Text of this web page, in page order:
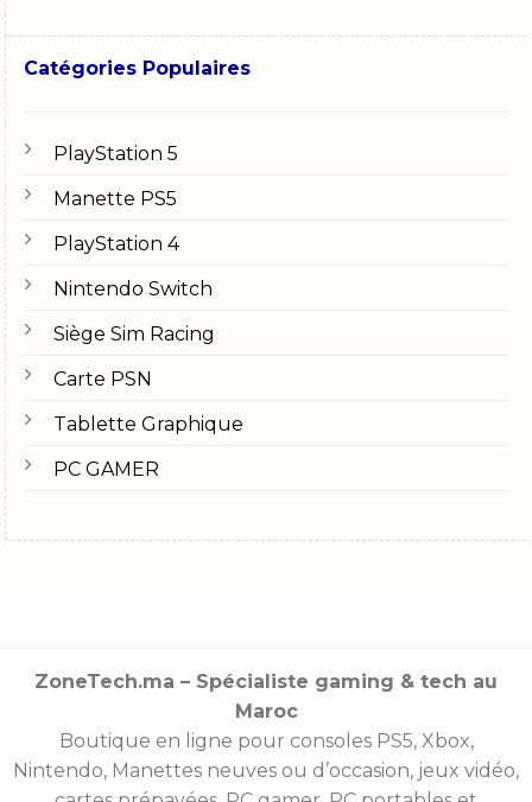
Catégories Populaires
PlayStation 5
Manette PS5
PlayStation 4
Nintendo Switch
Siège Sim Racing
Carte PSN
Tablette Graphique
PC GAMER
ZoneTech.ma – Spécialiste gaming & tech au
Maroc
Boutique en ligne pour consoles PS5, Xbox,
Nintendo, Manettes neuves ou d’occasion, jeux vidéo,